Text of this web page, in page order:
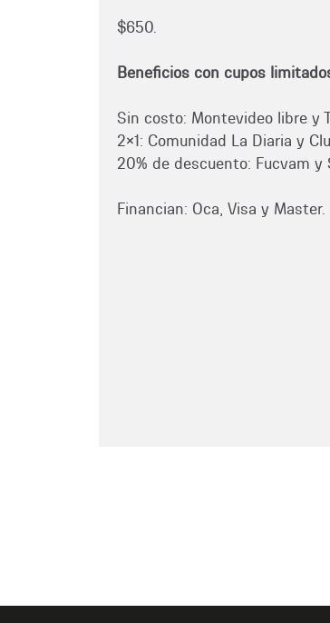
$650.
Beneficios con cupos
Sin costo: Montevideo libre y
2x1: Comunidad La Diaria y
20% de descuento: Fucvam y
Financian: Oca, Visa y Master.